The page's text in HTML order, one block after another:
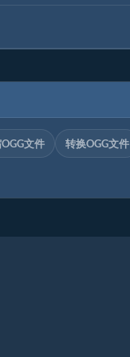
文件 转换OGG文件